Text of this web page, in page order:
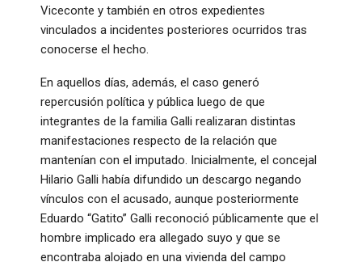
Viceconte y también en otros expedientes
vinculados a incidentes posteriores ocurridos tras
conocerse el hecho.
En aquellos días, además, el caso generó
repercusión política y pública luego de que
integrantes de la familia Galli realizaran distintas
manifestaciones respecto de la relación que
mantenían con el imputado. Inicialmente, el concejal
Hilario Galli había difundido un descargo negando
vínculos con el acusado, aunque posteriormente
Eduardo “Gatito” Galli reconoció públicamente que el
hombre implicado era allegado suyo y que se
encontraba alojado en una vivienda del campo